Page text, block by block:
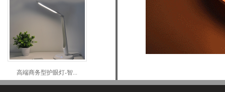
高端商务型护眼灯-智...